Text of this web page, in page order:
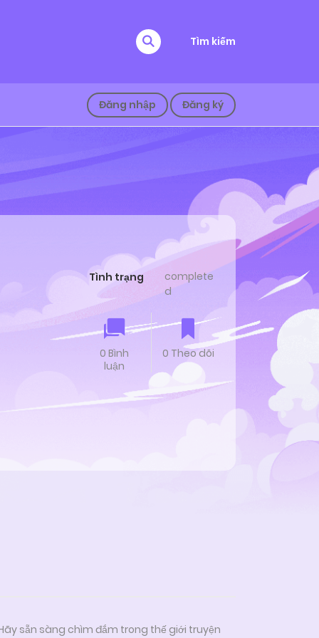
Tìm kiếm
Đăng nhập Đăng ký
Tình trạng
complete
d
0 Bình
luận
0 Theo dõi
sẵn sàng chìm đắm trong thế giới truyện